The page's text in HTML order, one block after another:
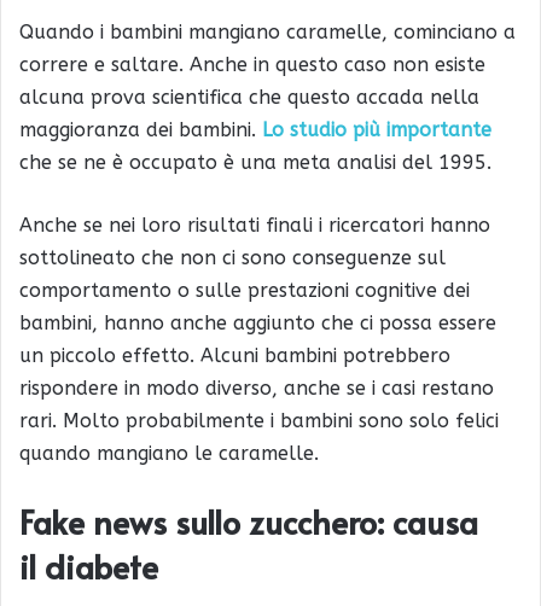
Quando i bambini mangiano caramelle, cominciano a
correre e saltare. Anche in questo caso non esiste
alcuna prova scientifica che questo accada nella
maggioranza dei bambini. Lo studio più importante
che se ne è occupato è una meta analisi del 1995.
Anche se nei loro risultati finali i ricercatori hanno
sottolineato che non ci sono conseguenze sul
comportamento o sulle prestazioni cognitive dei
bambini, hanno anche aggiunto che ci possa essere
un piccolo effetto. Alcuni bambini potrebbero
rispondere in modo diverso, anche se i casi restano
rari. Molto probabilmente i bambini sono solo felici
quando mangiano le caramelle.
Fake news sullo zucchero: causa
il diabete